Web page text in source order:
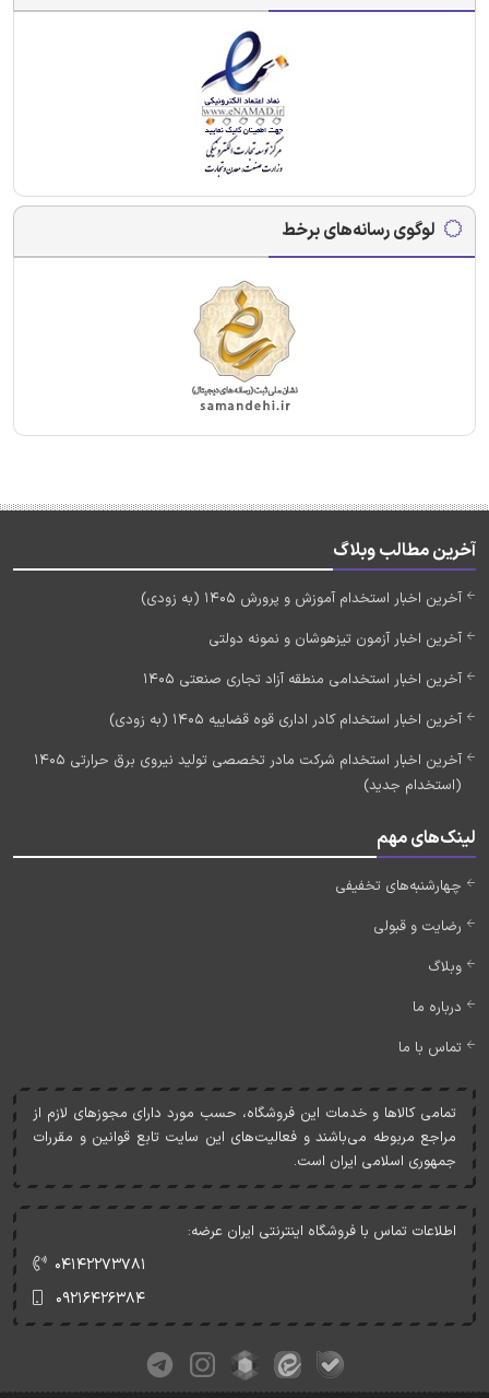
لوگوی رسانه‌های برخط
آخرین مطالب وبلاگ
آخرین اخبار استخدام آموزش و پرورش 1405 (به زودی)
آخرین اخبار آزمون تیزهوشان و نمونه دولتی
آخرین اخبار استخدامی منطقه آزاد تجاری صنعتی 1405
آخرین اخبار استخدام کادر اداری قوه قضاییه 1405 (به زودی)
آخرین اخبار استخدام شرکت مادر تخصصی تولید نیروی برق حرارتی 1405
(استخدام جدید)
لینک‌های مهم
چهارشنبه‌های تخفیفی
رضایت و قبولی
وبلاگ
درباره ما
تماس با ما
تمامی کالاها و خدمات اين فروشگاه، حسب مورد دارای مجوزهای لازم از
مراجع مربوطه می‌باشند و فعاليت‌های اين سايت تابع قوانين و مقررات
جمهوری اسلامی ايران است.
اطلاعات تماس با فروشگاه اینترنتی ایران عرضه:
۰۴۱۴۲۲۷۳۷۸۱
۰۹۲۱۶۴۲۶۳۸۴